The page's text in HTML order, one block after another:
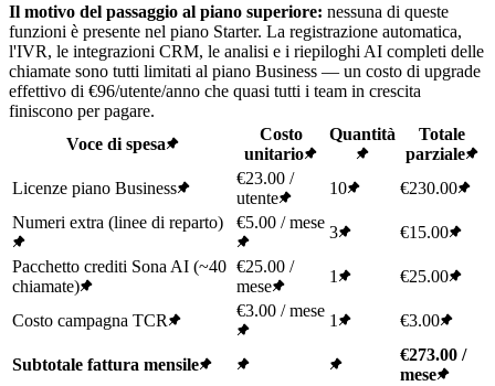
Il motivo del passaggio al piano superiore: nessuna di queste
funzioni è presente nel piano Starter. La registrazione automatica,
l'IVR, le integrazioni CRM, le analisi e i riepiloghi AI completi delle
chiamate sono tutti limitati al piano Business — un costo di upgrade
effettivo di €96/utente/anno che quasi tutti i team in crescita
finiscono per pagare.
Voce di spesa
Costo
unitario
Quantità
Totale
parziale
Licenze piano Business
€23.00 /
utente
10
€230.00
Numeri extra (linee di reparto)
€5.00 / mese
3
€15.00
Pacchetto crediti Sona AI (~40
chiamate)
€25.00 /
mese
1 €25.00
Costo campagna TCR
€3.00 / mese
1 €3.00
Subtotale fattura mensile
€273.00 /
mese